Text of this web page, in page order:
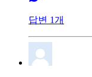
답변 1개